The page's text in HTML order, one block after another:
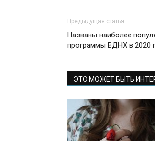
Предыдущая статья
Названы наиболее
программы ВДНХ в 2020
ЭТО МОЖЕТ БЫТЬ